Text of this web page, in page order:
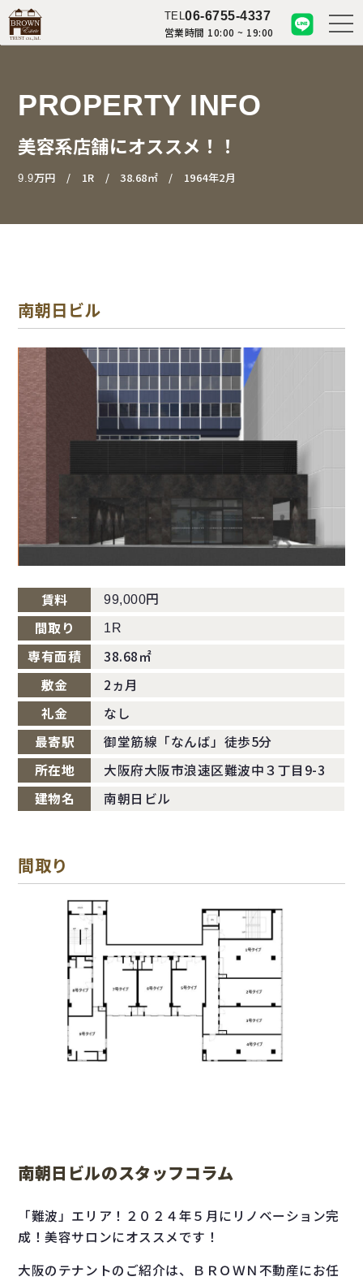
TEL06-6755-4337
営業時間 10:00 ~ 19:00
PROPERTY INFO
美容系店舗にオススメ！！
9.9万円 1R 38.68㎡ 1964年2月
南朝日ビル
賃料 99,000円
間取り
1R
専有面積
38.68㎡
敷金
2ヵ月
礼金
なし
最寄駅
御堂筋線「なんば」徒歩5分
所在地
大阪府大阪市浪速区難波中３丁目9-3
建物名
南朝日ビル
間取り
南朝日ビルのスタッフコラム
「難波」エリア！２０２４年５月にリノベーション完
成！美容サロンにオススメです！
大阪のテナントのご紹介は、ＢＲＯＷＮ不動産にお任